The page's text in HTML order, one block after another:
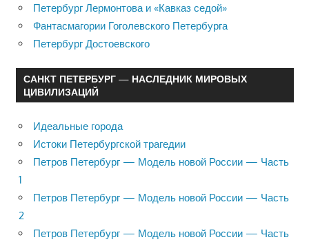
Петербург Лермонтова и «Кавказ седой»
Фантасмагории Гоголевского Петербурга
Петербург Достоевского
САНКТ ПЕТЕРБУРГ — НАСЛЕДНИК МИРОВЫХ
ЦИВИЛИЗАЦИЙ
Идеальные города
Истоки Петербургской трагедии
Петров Петербург — Модель новой России — Часть
1
Петров Петербург — Модель новой России — Часть
2
Петров Петербург — Модель новой России — Часть